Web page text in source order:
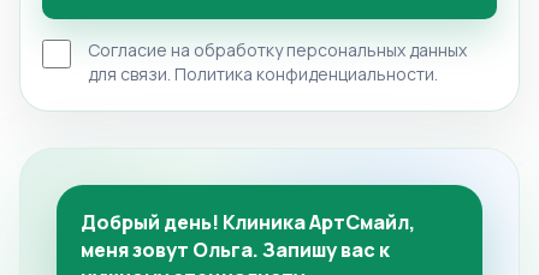
Согласие на обработку персональных данных
для связи. Политика конфиденциальности.
Добрый день! Клиника АртСмайл,
меня зовут Ольга. Запишу вас к